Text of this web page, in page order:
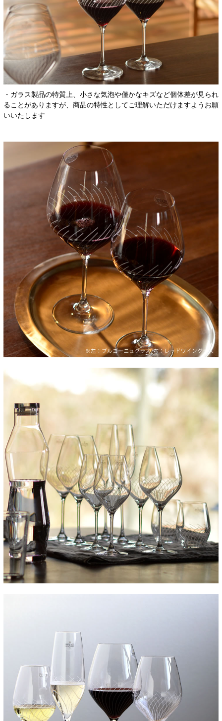
・ガラス製品の特質上、小さな気泡や僅かなキズなど個体差が見られ
ることがありますが、商品の特性としてご理解いただけますようお願
いいたします